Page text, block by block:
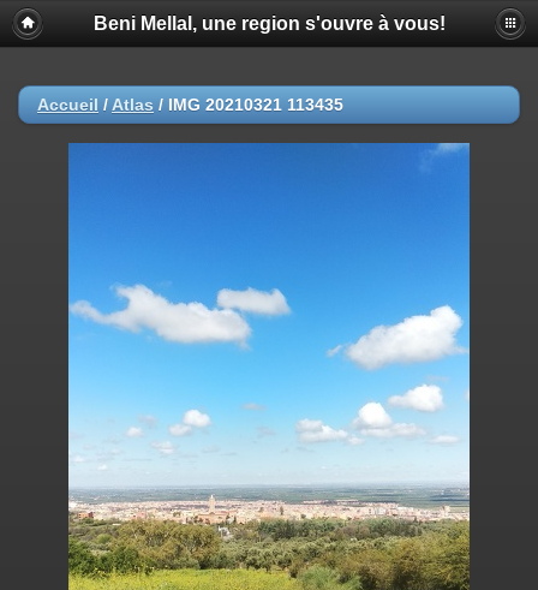
Beni Mellal, une region s'ouvre à vous!
Accueil / Atlas / IMG 20210321 113435